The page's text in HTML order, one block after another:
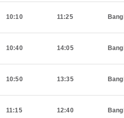
10:10 11:25
10:40 14:05
10:50 13:35
11:15 12:40